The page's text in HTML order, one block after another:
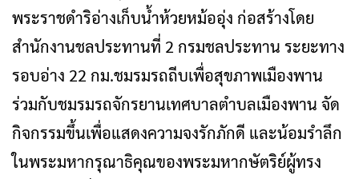
พระราชดำริอ่างเก็บน้ำห้วยหม้ออุ่ง​ ก่อสร้างโดย
สำนักงานชล​ประทานที่ 2 กรมชลประทาน ระยะทาง
รอบอ่าง​ 22 กม.​ชมรมรถถีบเพื่อสุขภาพเมืองพาน
ร่วมกับชมรมรถจักรยานเทศบาลตำบลเมืองพาน จัด
กิจกรรมขึ้นเพื่อแสดงความจงรักภักดี และน้อมรำลึก
ในพระมหากรุณา​ธิคุณของพระมหากษัตริย์ผู้ทรง